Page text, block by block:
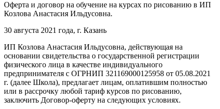
Оферта и договор на обучение на курсах по рисованию в ИП
Козлова Анастасия Ильдусовна.
30 августа 2021 года, г. Казань
ИП Козлова Анастасия Ильдусовна, действующая на
основании свидетельства о государственной регистрации
физического лица в качестве индивидуального
предпринимателя с ОГРНИП 321169000125958 от 05.08.2021
г. (далее Школа), предлагает лицам, оплатившим полностью
или в рассрочку любой тариф курсов по рисованию,
заключить Договор-оферту на следующих условиях.